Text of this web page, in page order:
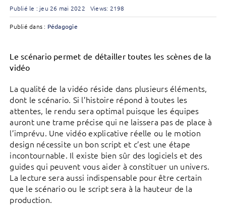
Publié le : jeu 26 mai 2022 Views: 2198
Publié dans : Pédagogie
Le scénario permet de détailler toutes les scènes de la
vidéo
La qualité de la vidéo réside dans plusieurs éléments,
dont le scénario. Si l’histoire répond à toutes les
attentes, le rendu sera optimal puisque les équipes
auront une trame précise qui ne laissera pas de place à
l’imprévu. Une vidéo explicative réelle ou le motion
design nécessite un bon script et c’est une étape
incontournable. Il existe bien sûr des logiciels et des
guides qui peuvent vous aider à constituer un univers.
La lecture sera aussi indispensable pour être certain
que le scénario ou le script sera à la hauteur de la
production.